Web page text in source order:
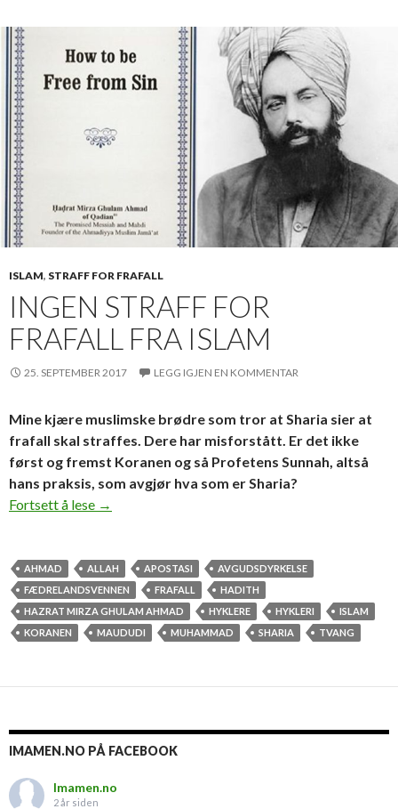
ISLAM, STRAFF FOR FRAFALL
INGEN STRAFF FOR
FRAFALL FRA ISLAM
25. SEPTEMBER 2017 LEGG IGJEN EN KOMMENTAR
Mine kjære muslimske brødre som tror at Sharia sier at
frafall skal straffes. Dere har misforstått. Er det ikke
først og fremst Koranen og så Profetens Sunnah, altså
hans praksis, som avgjør hva som er Sharia?
Fortsett å lese
Ingen straff for frafall fra Islam
→
AHMAD ALLAH APOSTASI
AVGUDSDYRKELSE
FÆDRELANDSVENNEN
FRAFALL
HADITH
HAZRAT MIRZA GHULAM AHMAD
HYKLERE HYKLERI
ISLAM
KORANEN
MAUDUDI MUHAMMAD SHARIA TVANG
IMAMEN.NO PÅ FACEBOOK
Imamen.no
2 år siden